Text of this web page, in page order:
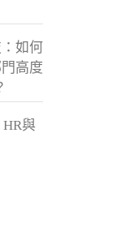
如何
高度
與